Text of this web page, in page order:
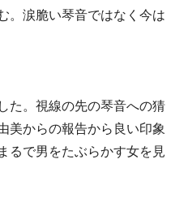
。涙脆い琴音ではなく今は
た。視線の先の琴音への猜
美からの報告から良い印象
るで男をたぶらかす女を見